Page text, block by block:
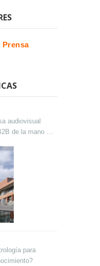
Prensa
audiovisual
de la mano de
para